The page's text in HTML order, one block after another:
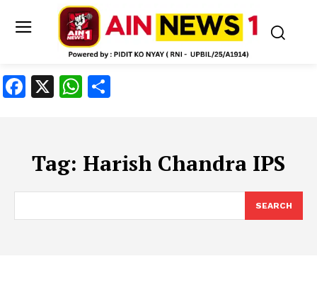
Facebook
X WhatsApp
Tag: Harish Chandra IPS
SEARCH